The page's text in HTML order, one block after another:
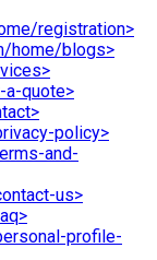
registration>
home/blogs>
a-quote>
policy>
and-
us>
profile-